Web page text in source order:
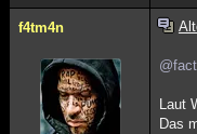
f4tm4n
Laut
Das